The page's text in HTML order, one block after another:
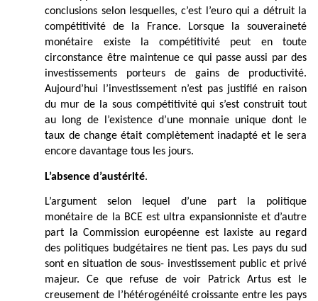
conclusions selon lesquelles, c’est l’euro qui a détruit la
compétitivité de la France. Lorsque la souveraineté
monétaire existe la compétitivité peut en toute
circonstance être maintenue ce qui passe aussi par des
investissements porteurs de gains de productivité.
Aujourd’hui l’investissement n’est pas justifié en raison
du mur de la sous compétitivité qui s’est construit tout
au long de l’existence d’une monnaie unique dont le
taux de change était complètement inadapté et le sera
encore davantage tous les jours.
L’absence d’austérité.
L’argument selon lequel d’une part la politique
monétaire de la BCE est ultra expansionniste et d’autre
part la Commission européenne est laxiste au regard
des politiques budgétaires ne tient pas. Les pays du sud
sont en situation de sous- investissement public et privé
majeur. Ce que refuse de voir Patrick Artus est le
creusement de l’hétérogénéité croissante entre les pays